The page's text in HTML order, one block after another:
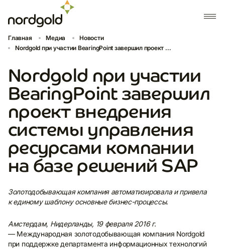
Главная Медиа
Новости
Nordgold при участии BearingPoint завершил проект ...
Nordgold при участии
BearingPoint завершил
проект внедрения
системы управления
ресурсами компании
на базе решений SAP
Золотодобывающая компания автоматизировала и привела
к единому шаблону основные бизнес-процессы.
Амстердам, Нидерланды, 19 февраля 2016 г.
— Международная золотодобывающая компания Nordgold
при поддержке департамента информационных технологий